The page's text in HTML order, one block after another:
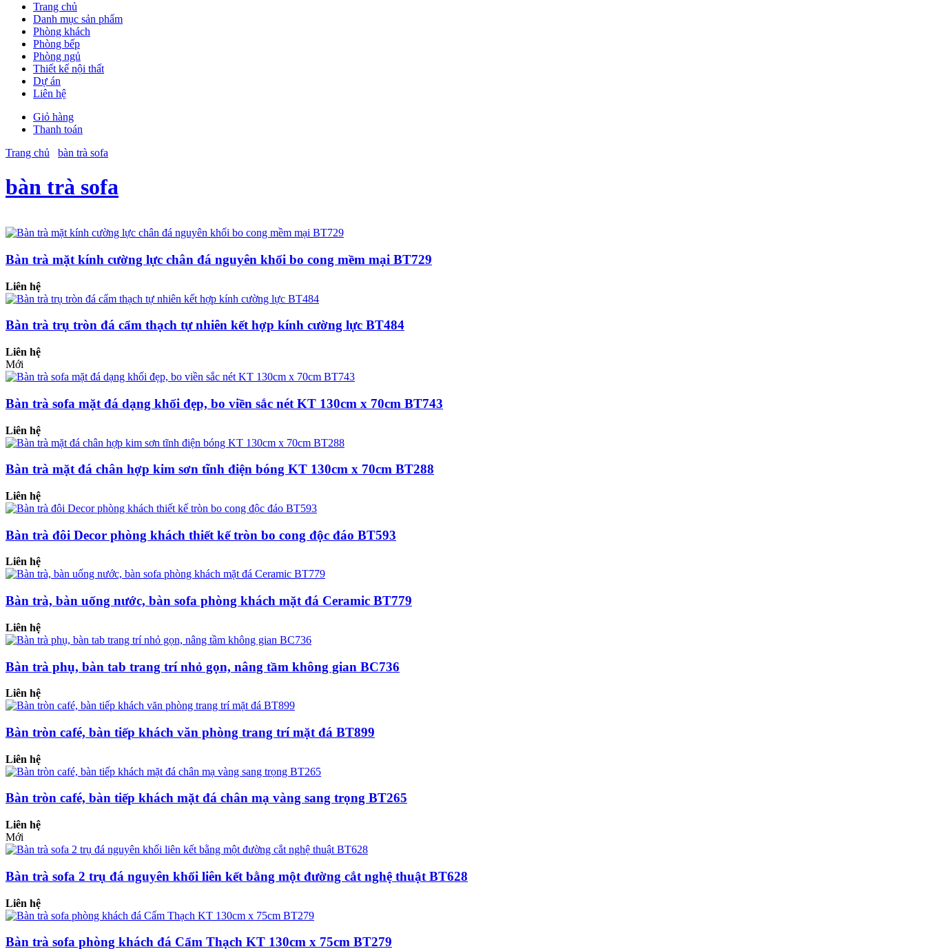
Trang chủ
Danh mục sản phẩm
Phòng khách
Phòng bếp
Phòng ngủ
Thiết kế nội thất
Dự án
Liên hệ
Giỏ hàng
Thanh toán
Trang chủ
bàn trà sofa
bàn trà sofa
Bàn trà mặt kính cường lực chân đá nguyên khối bo cong mềm mại BT729
Liên hệ
Bàn trà trụ tròn đá cẩm thạch tự nhiên kết hợp kính cường lực BT484
Liên hệ
Mới
Bàn trà sofa mặt đá dạng khối đẹp, bo viền sắc nét KT 130cm x 70cm BT743
Liên hệ
Bàn trà mặt đá chân hợp kim sơn tĩnh điện bóng KT 130cm x 70cm BT288
Liên hệ
Bàn trà đôi Decor phòng khách thiết kế tròn bo cong độc đáo BT593
Liên hệ
Bàn trà, bàn uống nước, bàn sofa phòng khách mặt đá Ceramic BT779
Liên hệ
Bàn trà phụ, bàn tab trang trí nhỏ gọn, nâng tầm không gian BC736
Liên hệ
Bàn tròn café, bàn tiếp khách văn phòng trang trí mặt đá BT899
Liên hệ
Bàn tròn café, bàn tiếp khách mặt đá chân mạ vàng sang trọng BT265
Liên hệ
Mới
Bàn trà sofa 2 trụ đá nguyên khối liên kết bằng một đường cắt nghệ thuật BT628
Liên hệ
Bàn trà sofa phòng khách đá Cẩm Thạch KT 130cm x 75cm BT279